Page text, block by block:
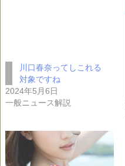
川口春奈ってしこれる
対象ですね
2024年5月6日
一般ニュース解説